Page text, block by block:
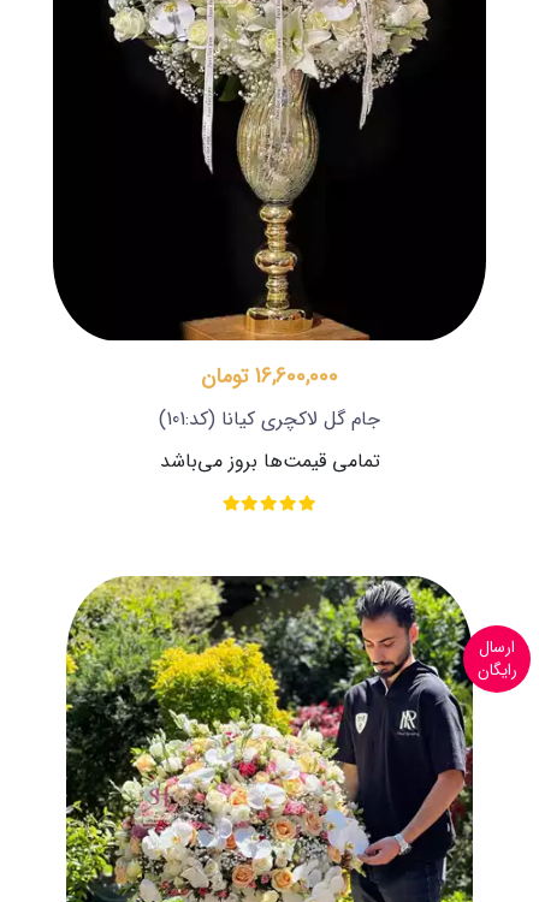
16,600,000 تومان
جام گل لاکچری کیانا (کد:101)
تمامی قیمت‌ها بروز می‌باشد
ارسال
رایگان